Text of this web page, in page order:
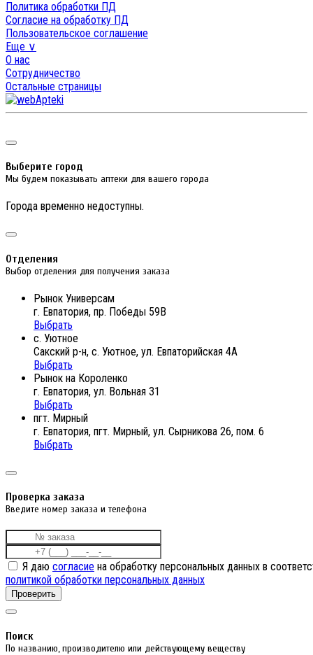
Политика обработки ПД
Согласие на обработку ПД
Пользовательское соглашение
Еще ∨
О нас
Сотрудничество
Остальные страницы
Выберите город
Мы будем показывать аптеки для вашего города
Города временно недоступны.
Отделения
Выбор отделения для получения заказа
Рынок Универсам
г. Евпатория, пр. Победы 59В
Выбрать
с. Уютное
Сакский р-н, с. Уютное, ул. Евпаторийская 4А
Выбрать
Рынок на Короленко
г. Евпатория, ул. Вольная 31
Выбрать
пгт. Мирный
г. Евпатория, пгт. Мирный, ул. Сырникова 26, пом. 6
Выбрать
Проверка заказа
Введите номер заказа и телефона
Я даю согласие на обработку персональных данных в
политикой обработки персональных данных
Проверить
Поиск
По названию, производителю или действующему веществу